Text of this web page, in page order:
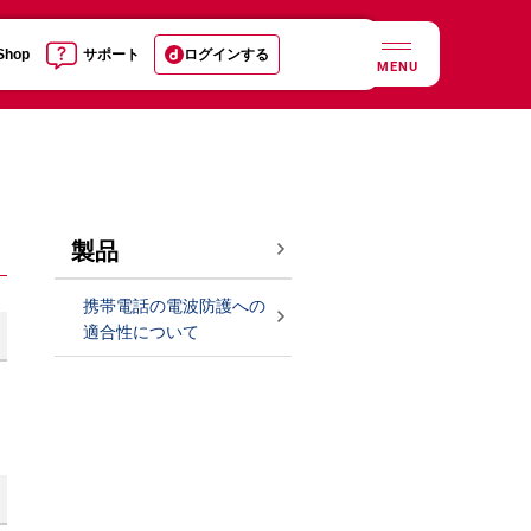
サポート ログインする
MENU
製品
携帯電話の電波防護への
適合性について